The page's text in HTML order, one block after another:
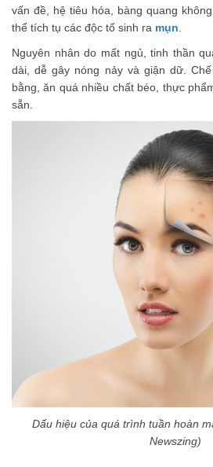
vấn đề, hệ tiêu hóa, bàng quang
thể tích tụ các độc tố sinh ra mụn
Nguyên nhân do mất ngủ, tinh thần
dài, dễ gây nóng nảy và giận dữ.
bằng, ăn quá nhiều chất béo, thực
sẵn.
Dấu hiệu của quá trình tuần hoàn
Newszing)